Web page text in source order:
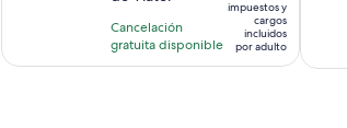
horas
con
248
opiniones
Cancelación
gratuita disponible
es
de
$177.
impuestos y
cargos
incluidos
por adulto